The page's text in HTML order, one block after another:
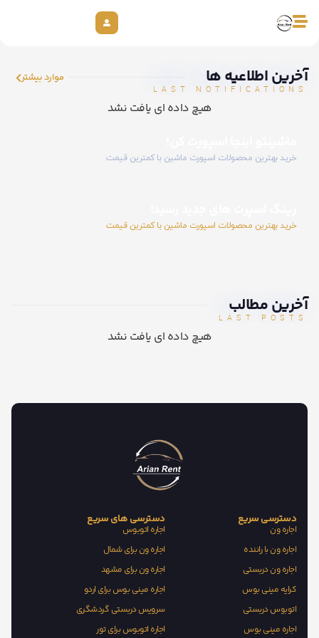
آخرین اطلاعیه ها موارد بیشتر
LAST NOTIFICATIONS
هیچ داده ای یافت نشد
خرید بهترین محصولات اسپورت ماشین با کمترین قیمت
خرید بهترین محصولات اسپورت ماشین با کمترین قیمت
آخرین مطالب
LAST POSTS
هیچ داده ای یافت نشد
دسترسی سریع
اجاره ون
اجاره ون با راننده
اجاره ون دربستی
کرایه مینی بوس
اتوبوس دربستی
اجاره مینی بوس
دسترسی های سریع
اجاره اتوبوس
اجاره ون برای شمال
اجاره ون برای مشهد
اجاره مینی بوس برای اردو
سرویس دربستی گردشگری
اجاره اتوبوس برای تور